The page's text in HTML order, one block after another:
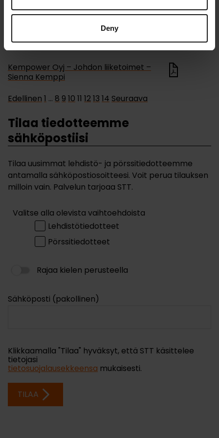
Deny
Kempower Oyj – Johdon liiketoimet –
Yhtiötiedotteet
16.12.2021
Kempower Oyj – Johdon liiketoimet –
Sienna Kemppi
Edellinen 1 … 8 9 10 11 1213 14 Seuraava